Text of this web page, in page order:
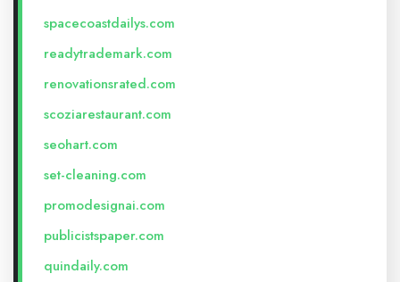
spacecoastdailys.com
readytrademark.com
renovationsrated.com
scoziarestaurant.com
seohart.com
set-cleaning.com
promodesignai.com
publicistspaper.com
quindaily.com